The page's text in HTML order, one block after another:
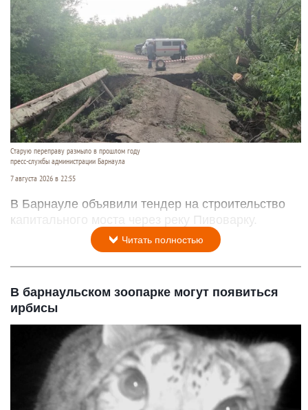
Старую переправу размыло в прошлом году
пресс-службы администрации Барнаула
7 августа 2026 в 22:55
В Барнауле объявили тендер на строительство
капитального моста через реку Пивоварку.
Читать полностью
В барнаульском зоопарке могут появиться
ирбисы